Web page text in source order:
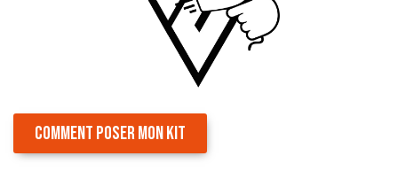
COMMENT POSER MON KIT